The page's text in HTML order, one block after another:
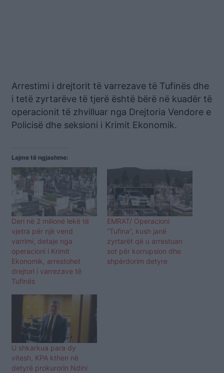
Arrestimi i drejtorit të varrezave të Tufinës dhe
i tetë zyrtarëve të tjerë është bërë në kuadër të
operacionit të zhvilluar nga Drejtoria Vendore e
Policisë dhe seksioni i Krimit Ekonomik.
Lajme të ngjashme:
Deri në 2 milionë lekë të
vjetra për një vend
varrimi, detaje nga
operacioni i Krimit
Ekonomik, arrestohet
drejtori i varrezave të
Tufinës
EMRAT/ Operacioni
“Tufina”, kush janë
zyrtarët që u arrestuan
sot për korrupsion dhe
shpërdorim detyre
U shkarkua para dy
vitesh, KPA kthen në
detyrë prokurorin Ndini